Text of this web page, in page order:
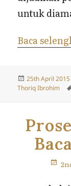
untuk
Baca
Posted
on
25th April 2015
Thoriq Ibrohim